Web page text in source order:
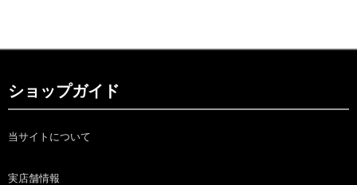
ショップガイド
当サイトについて
実店舗情報